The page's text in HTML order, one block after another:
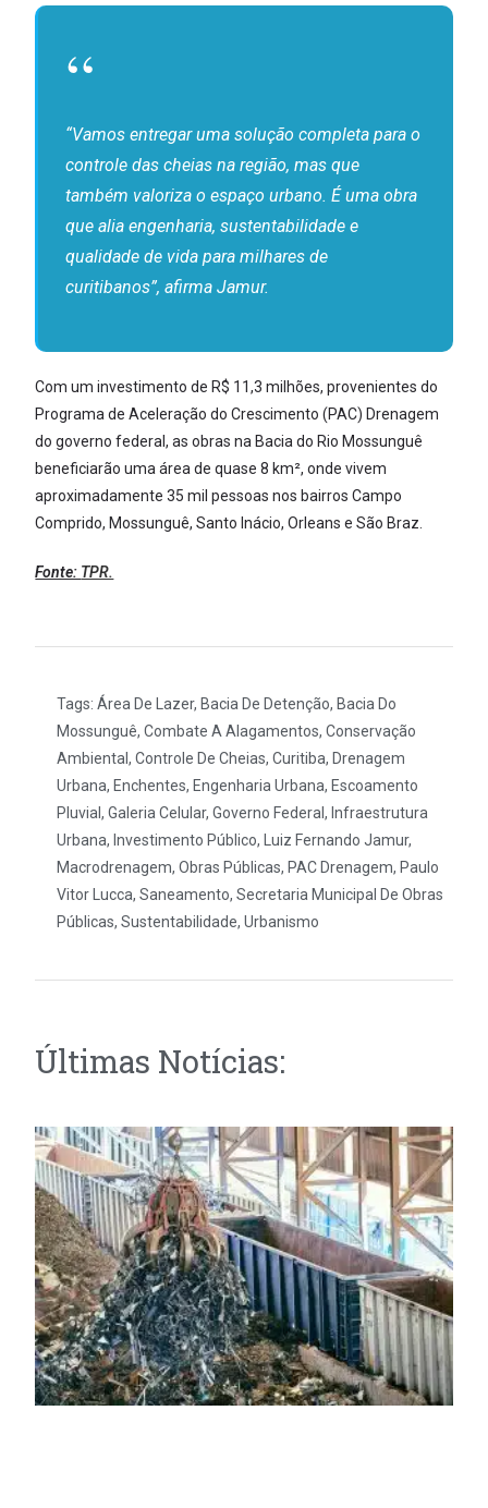
“Vamos entregar uma solução completa para o
controle das cheias na região, mas que
também valoriza o espaço urbano. É uma obra
que alia engenharia, sustentabilidade e
qualidade de vida para milhares de
curitibanos”, afirma Jamur.
Com um investimento de R$ 11,3 milhões, provenientes do
Programa de Aceleração do Crescimento (PAC) Drenagem
do governo federal, as obras na Bacia do Rio Mossunguê
beneficiarão uma área de quase 8 km², onde vivem
aproximadamente 35 mil pessoas nos bairros Campo
Comprido, Mossunguê, Santo Inácio, Orleans e São Braz.
Fonte: TPR.
Tags:Área De Lazer, Bacia De Detenção, Bacia Do
Mossunguê,Combate A Alagamentos,Conservação
Ambiental,Controle De Cheias,Curitiba, Drenagem
Urbana, Enchentes, Engenharia Urbana, Escoamento
Pluvial,Galeria Celular,Governo Federal, Infraestrutura
Urbana, Investimento Público, Luiz Fernando Jamur,
Macrodrenagem,Obras Públicas, PAC Drenagem, Paulo
Vitor Lucca,Saneamento,Secretaria Municipal De Obras
Públicas,Sustentabilidade,Urbanismo
Últimas Notícias: